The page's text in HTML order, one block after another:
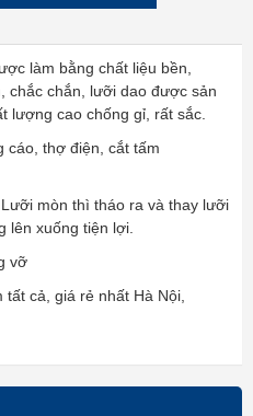
làm bằng chất liệu bền,
chắc chắn, lưỡi dao được sản
lượng cao chống gỉ, rất sắc.
cáo, thợ điện, cắt tấm
mòn thì tháo ra và thay lưỡi
lên xuống tiện lợi.
vỡ
cả, giá rẻ nhất Hà Nội,